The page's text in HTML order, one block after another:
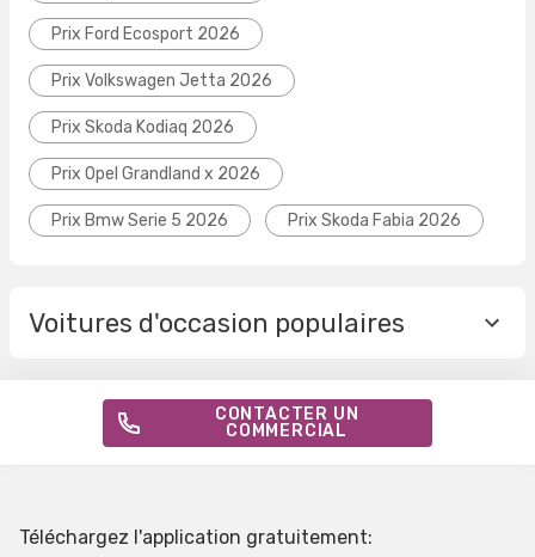
Prix Ford Ecosport 2026
Prix Volkswagen Jetta 2026
Prix Skoda Kodiaq 2026
Prix Opel Grandland x 2026
Prix Bmw Serie 5 2026 Prix Skoda Fabia 2026
Voitures d'occasion populaires
CONTACTER UN
COMMERCIAL
Téléchargez l'application gratuitement: